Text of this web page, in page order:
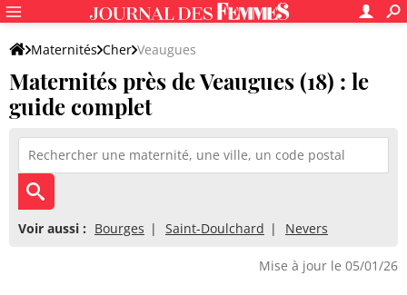
Maternités Cher Veaugues
Maternités près de Veaugues (18) : le
guide complet
Voir aussi : Bourges Saint-Doulchard Nevers
Mise à jour le 05/01/26